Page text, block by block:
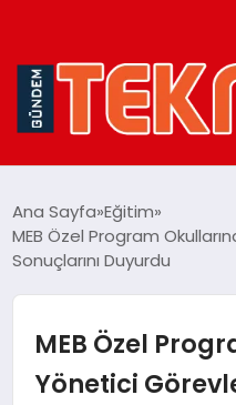
GÜNDEM
Ana Sayfa Eğitim
MEB Özel Program
Sonuçlarını Duyurdu
MEB Özel
Yönetici